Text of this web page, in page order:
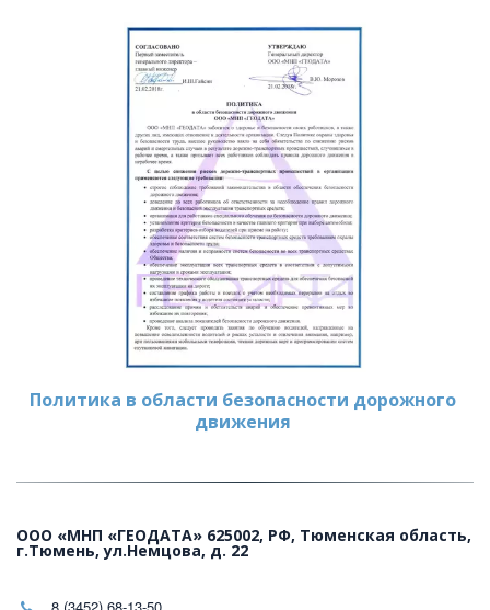
Политика в области безопасности дорожного
движения
ООО «МНП «ГЕОДАТА» 625002, РФ, Тюменская область,
г.Тюмень, ул.Немцова, д. 22